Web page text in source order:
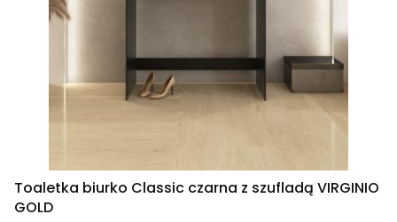
Toaletka biurko Classic czarna z szufladą VIRGINIO
GOLD